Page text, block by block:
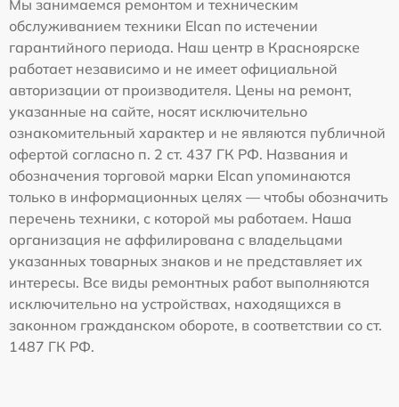
Мы занимаемся ремонтом и техническим
обслуживанием техники Elcan по истечении
гарантийного периода. Наш центр в Красноярске
работает независимо и не имеет официальной
авторизации от производителя. Цены на ремонт,
указанные на сайте, носят исключительно
ознакомительный характер и не являются публичной
офертой согласно п. 2 ст. 437 ГК РФ. Названия и
обозначения торговой марки Elcan упоминаются
только в информационных целях — чтобы обозначить
перечень техники, с которой мы работаем. Наша
организация не аффилирована с владельцами
указанных товарных знаков и не представляет их
интересы. Все виды ремонтных работ выполняются
исключительно на устройствах, находящихся в
законном гражданском обороте, в соответствии со ст.
1487 ГК РФ.